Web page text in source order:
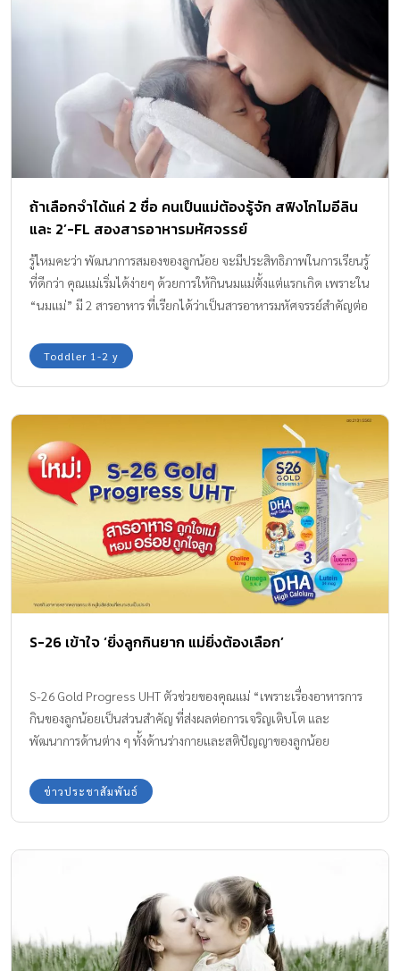
ไซด์ (Ganglioside) โคลีน (Choline) 2’-FL โอเมก้า 3,6,9 (Omega
3,6,9) วิตามินบี 12 มีส่วนช่วยในการทำงานตามปกติของระบบ
ประสาทและสมอง วิตามินเอ และวิตามินดี มีส่วนช่วยในการทำหน้าที่
ตามปกติของระบบภูมิคุ้มกัน แคลเซียม มีส่วนช่วยในกระบวนการสร้าง
กระดูกและฟันที่แข็งแรง และมีส่วนช่วยในการทำงานปกติของเอนไซม์
ในระบบย่อยอาหาร ผสมใยอาหารชนิดโอลิโกฟรุคโตส เพราะพื้นฐาน
ร่างกายที่ดีเริ่มต้นจากโภชนาการที่มีคุณภาพ การเลือกผลิตภัณฑ์ที่เชื่อ
ถือได้ และ มีสารอาหารที่มีประโยชน์จึงเป็นสิ่งสำคัญ คุณพ่อคุณแม่ยุค
ใหม่จึงมั่นใจเลือก […]
ถ้าเลือกจำได้แค่ 2 ชื่อ คนเป็นแม่ต้องรู้จัก สฟิงโกไมอีลิน
และ 2’-FL สองสารอาหารมหัศจรรย์
รู้ไหมคะว่า พัฒนาการสมองของลูกน้อย จะมีประสิทธิภาพในการเรียนรู้
ที่ดีกว่า คุณแม่เริ่มได้ง่ายๆ ด้วยการให้กินนมแม่ตั้งแต่แรกเกิด เพราะใน
“นมแม่” มี 2 สารอาหาร ที่เรียกได้ว่าเป็นสารอาหารมหัศจรรย์สำคัญต่อ
Toddler 1-2 y
S-26 เข้าใจ ‘ยิ่งลูกกินยาก แม่ยิ่งต้องเลือก’
S-26 Gold Progress UHT ตัวช่วยของคุณแม่ “เพราะเรื่องอาหารการ
กินของลูกน้อยเป็นส่วนสำคัญ ที่ส่งผลต่อการเจริญเติบโต และ
พัฒนาการด้านต่าง ๆ ทั้งด้านร่างกายและสติปัญญาของลูกน้อย
ข่าวประชาสัมพันธ์